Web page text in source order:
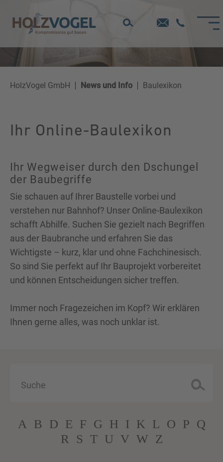
zum
HolzVogel GmbH News und Info Baulexikon
Ihr Online-Baulexikon
Ihr Wegweiser durch den Dschungel
der Baubegriffe
Sie schauen auf Ihrer Baustelle vorbei und
verstehen nur Bahnhof? Unser Online-Baulexikon
schafft Abhilfe. Suchen Sie gezielt nach Begriffen
aus der Baubranche und erfahren Sie das
Wichtigste – kurz, klar und ohne Fachchinesisch.
So sind Sie perfekt auf Ihr Bauprojekt vorbereitet
und können Entscheidungen sicher treffen.
Immer noch Fragezeichen im Kopf? Wir erklären
Ihnen gerne alles, was noch unklar ist.
Suche
A B D E F G H I K L O P Q
R
S T U V W Z